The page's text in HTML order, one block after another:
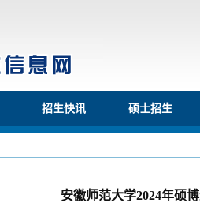
招生快讯 硕士招生
安徽师范大学2024年硕